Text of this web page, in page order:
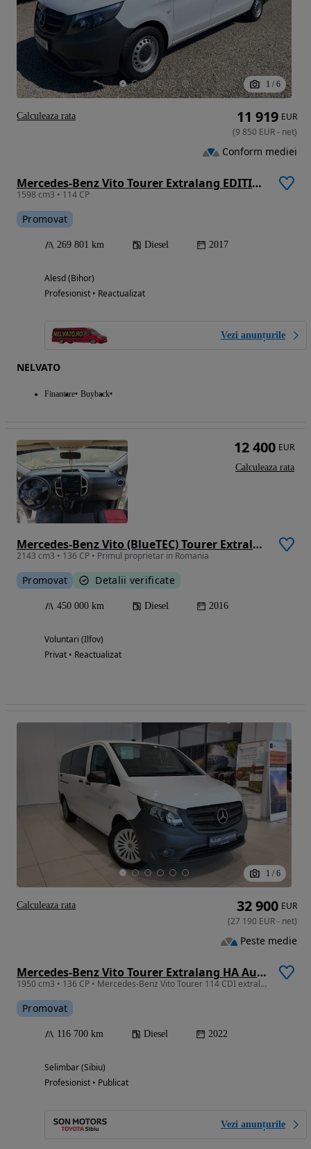
1 / 6
Mercedes-Benz Vito Tourer Extralang EDITION
1598 cm3 • 114 CP
Promovat
269 801 km Diesel 2017
Alesd (Bihor)
Profesionist • Reactualizat
Vezi anunțurile
NELVATO
Finantare Buyback
11 919 EUR
(9 850 EUR- net)
Conform mediei
Calculeaza rata
Mercedes-Benz Vito (BlueTEC) Tourer Extralang PRO
2143 cm3 • 136 CP • Primul proprietar in Romania
Promovat Detalii verificate
450 000 km Diesel 2016
Voluntari (Ilfov)
Privat • Reactualizat
12 400 EUR
Calculeaza rata
1 / 6
Mercedes-Benz Vito Tourer Extralang HA Aut. PRO
1950 cm3 • 136 CP • Mercedes-Benz Vito Tourer 114 CDI extralang Automatik Pro LA SIBIU
Promovat
116 700 km Diesel 2022
Selimbar (Sibiu)
Profesionist • Publicat
Vezi anunțurile
32 900 EUR
(27 190 EUR- net)
Peste medie
Calculeaza rata